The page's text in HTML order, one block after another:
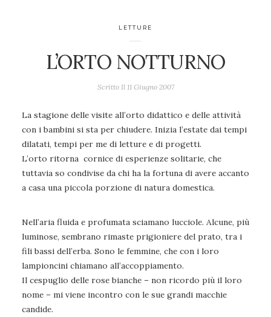
LETTURE
L’ORTO NOTTURNO
Scritto Il 11 Giugno 2007
La stagione delle visite all’orto didattico e delle attività
con i bambini si sta per chiudere. Inizia l’estate dai tempi
dilatati, tempi per me di letture e di progetti.
L’orto ritorna cornice di esperienze solitarie, che
tuttavia so condivise da chi ha la fortuna di avere accanto
a casa una piccola porzione di natura domestica.
Nell’aria fluida e profumata sciamano lucciole. Alcune, più
luminose, sembrano rimaste prigioniere del prato, tra i
fili bassi dell’erba. Sono le femmine, che con i loro
lampioncini chiamano all’accoppiamento.
Il cespuglio delle rose bianche – non ricordo più il loro
nome – mi viene incontro con le sue grandi macchie
candide.